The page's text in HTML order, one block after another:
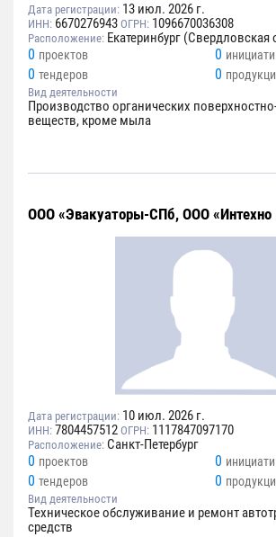
Дата регистрации: 13 июл. 2026 г.
ИНН: 6670276943 ОГРН: 1096670036308
Расположение: Екатеринбург (Свердловская
0 проектов 0
0 тендеров 0
Вид деятельности
Производство органических
веществ, кроме мыла
ООО «Эвакуаторы-СПб, ООО «Интехно
Дата регистрации: 10 июл. 2026 г.
ИНН: 7804457512 ОГРН: 1117847097170
Расположение: Санкт-Петербург
0 проектов 0
0 тендеров 0
Вид деятельности
Техническое обслуживание и ремонт
средств